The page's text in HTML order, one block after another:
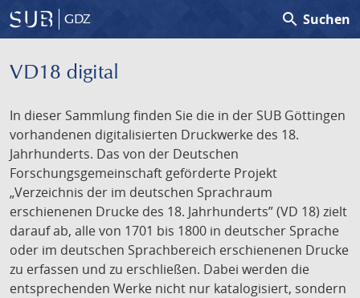
GDZ search Suchen
VD18 digital
In dieser Sammlung finden Sie die in der SUB Göttingen
vorhandenen digitalisierten Druckwerke des 18.
Jahrhunderts. Das von der Deutschen
Forschungsgemeinschaft geförderte Projekt
„Verzeichnis der im deutschen Sprachraum
erschienenen Drucke des 18. Jahrhunderts” (VD 18) zielt
darauf ab, alle von 1701 bis 1800 in deutscher Sprache
oder im deutschen Sprachbereich erschienenen Drucke
zu erfassen und zu erschließen. Dabei werden die
entsprechenden Werke nicht nur katalogisiert, sondern